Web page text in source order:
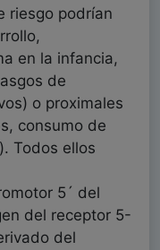
riesgo podrían
en la infancia,
de
o proximales
consumo de
Todos ellos
5´ del
del receptor 5-
del